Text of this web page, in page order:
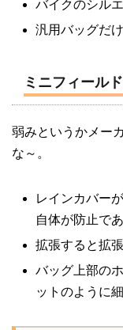
バイクのシル
汎用バッグだ
ミニフィール
弱みというかメー
な～。
レインカバー
自体が防止で
拡張すると拡
バッグ上部の
ットのように